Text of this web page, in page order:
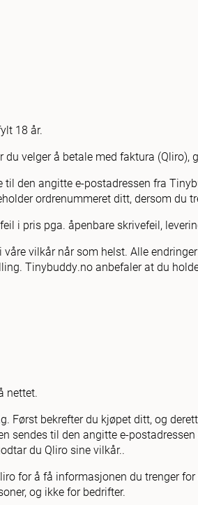
18 år.
velger å betale med faktura
til den angitte e-postadressen fra
ordrenummeret ditt, dersom du
i pris pga. åpenbare skrivefeil,
vilkår når som helst. Alle
Tinybuddy.no anbefaler at du
nettet.
Først bekrefter du kjøpet ditt, og
sendes til den angitte e-
du Qliro sine vilkår..
for å få informasjonen du trenger
og ikke for bedrifter.